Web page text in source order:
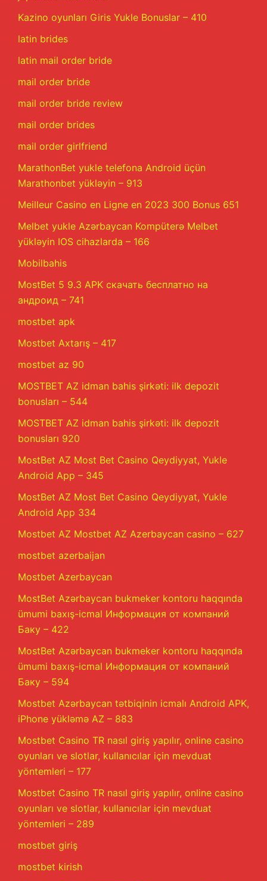
Kazino oyunları Giris Yukle Bonuslar – 410
latin brides
latin mail order bride
mail order bride
mail order bride review
mail order brides
mail order girlfriend
MarathonBet yukle telefona Android üçün
Marathonbet yükləyin – 913
Meilleur Casino en Ligne en 2023 300 Bonus 651
Melbet yukle Azərbaycan Kompüterə Melbet
yükləyin IOS cihazlarda – 166
Mobilbahis
MostBet 5 9.3 APK скачать бесплатно на
андроид – 741
mostbet apk
Mostbet Axtarış – 417
mostbet az 90
MOSTBET AZ idman bahis şirkəti: ilk depozit
bonusları – 544
MOSTBET AZ idman bahis şirkəti: ilk depozit
bonusları 920
MostBet AZ Most Bet Casino Qeydiyyat, Yukle
Android App – 345
MostBet AZ Most Bet Casino Qeydiyyat, Yukle
Android App 334
Mostbet AZ Mostbet AZ Azerbaycan casino – 627
mostbet azerbaijan
Mostbet Azerbaycan
MostBet Azərbaycan bukmeker kontoru haqqında
ümumi baxış-icmal Информация от компаний
Баку – 422
MostBet Azərbaycan bukmeker kontoru haqqında
ümumi baxış-icmal Информация от компаний
Баку – 594
Mostbet Azərbaycan tətbiqinin icmalı Android APK,
iPhone yükləmə AZ – 883
Mostbet Casino TR nasıl giriş yapılır, online casino
oyunları ve slotlar, kullanıcılar için mevduat
yöntemleri – 177
Mostbet Casino TR nasıl giriş yapılır, online casino
oyunları ve slotlar, kullanıcılar için mevduat
yöntemleri – 289
mostbet giriş
mostbet kirish